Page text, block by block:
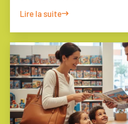
Lire la suite